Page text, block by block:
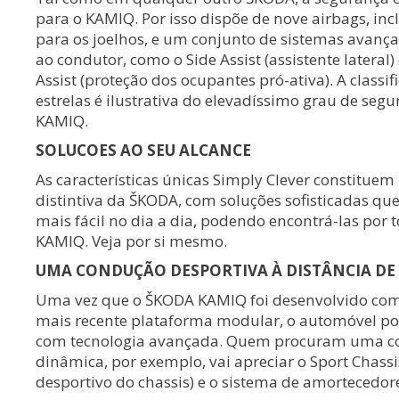
para o KAMIQ. Por isso dispõe de nove airbags,
para os joelhos, e um conjunto de sistemas
ao condutor, como o Side Assist (assistente lateral)
Assist (proteção dos ocupantes pró-ativa). A
estrelas é ilustrativa do elevadíssimo grau de
KAMIQ.
SOLUCOES AO SEU ALCANCE
As características únicas Simply Clever
distintiva da ŠKODA, com soluções sofisticadas
mais fácil no dia a dia, podendo encontrá-las por
KAMIQ. Veja por si mesmo.
UMA CONDUÇÃO DESPORTIVA À DISTÂNCIA
Uma vez que o ŠKODA KAMIQ foi desenvolvido
mais recente plataforma modular, o automóvel
com tecnologia avançada. Quem procuram uma
dinâmica, por exemplo, vai apreciar o Sport
desportivo do chassis) e o sistema de